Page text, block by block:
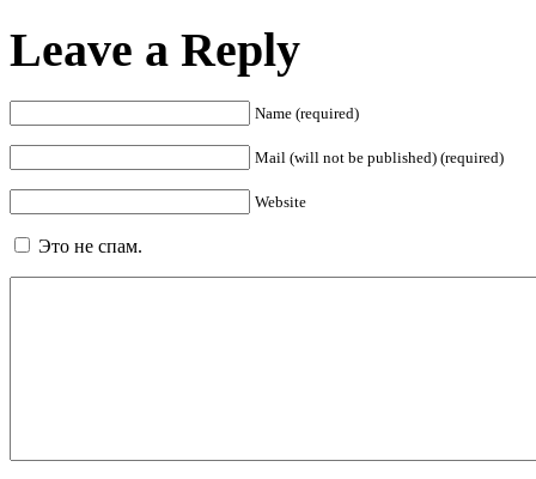
Leave a Reply
Name (required)
Mail (will not be published) (required)
Website
Это не спам.